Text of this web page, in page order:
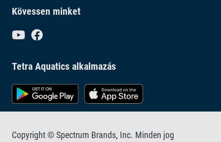
Kövessen minket
Tetra Aquatics alkalmazás
Copyright © Spectrum Brands, Inc. Minden jog